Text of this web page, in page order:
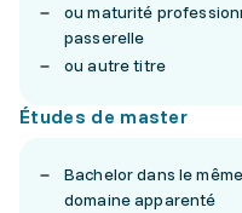
ou maturité
passerelle
ou autre titre
Études de master
Bachelor dans le
domaine apparenté